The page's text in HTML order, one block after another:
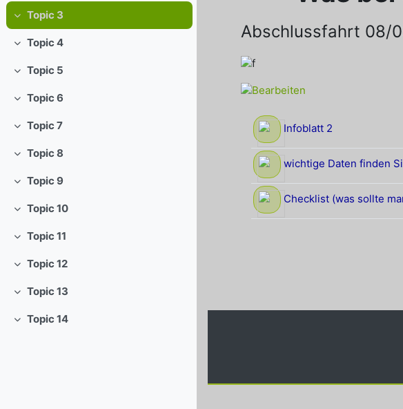
Einklappen
Topic 3
Einklappen
Topic 4
Einklappen
Topic 5
Einklappen
Topic 6
Einklappen
Topic 7
Einklappen
Topic 8
Einklappen
Topic 9
Einklappen
Topic 10
Einklappen
Topic 11
Einklappen
Topic 12
Einklappen
Topic 13
Einklappen
Topic 14
Abschlussfahrt 08/
Infoblatt 2
wichtige Daten finden
Checklist (was sollte